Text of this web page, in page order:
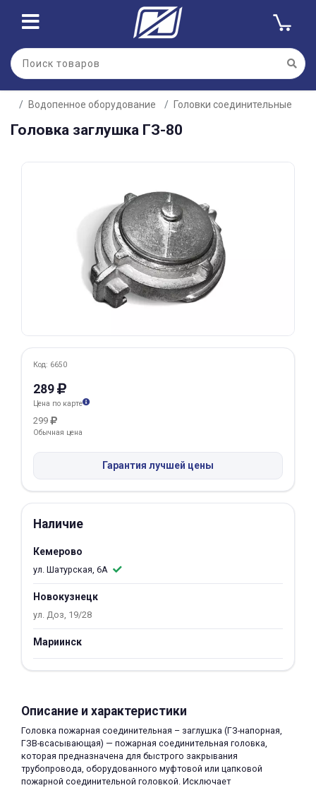
Водопенное оборудование Головки соединительные
Головка заглушка ГЗ-80
Код: 6650
289
Цена по карте
299
Обычная цена
Гарантия лучшей цены
Наличие
Кемерово
ул. Шатурская, 6А
Новокузнецк
ул. Доз, 19/28
Мариинск
Описание и характеристики
Головка пожарная соединительная – заглушка (ГЗ-напорная,
ГЗВ-всасывающая) — пожарная соединительная головка,
которая предназначена для быстрого закрывания
трубопровода, оборудованного муфтовой или цапковой
пожарной соединительной головкой. Исключает
Для клиентов всех банков
Разбейте
оплатуна части
без переплат
График платежей
Добавляйте товары
Оплачивайте сегодня только
25
Получайте товар
выбранный способом
Оставшиеся
каждые 2 недели
Подробнее
об оплате Плайтом
раз в 2
недели
Остались вопросы?
8 800 302-02-51
plait.ru